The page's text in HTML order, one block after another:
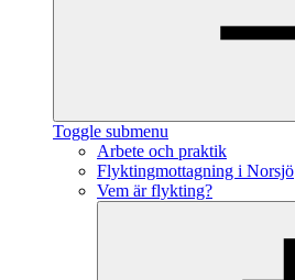
Toggle submenu
Arbete och praktik
Flyktingmottagning i Norsjö
Vem är flykting?